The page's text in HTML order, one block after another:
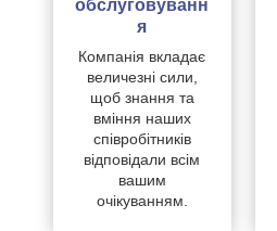
обслуговуванн
я
Компанія вкладає
величезні сили,
щоб знання та
вміння наших
співробітників
відповідали всім
вашим
очікуванням.